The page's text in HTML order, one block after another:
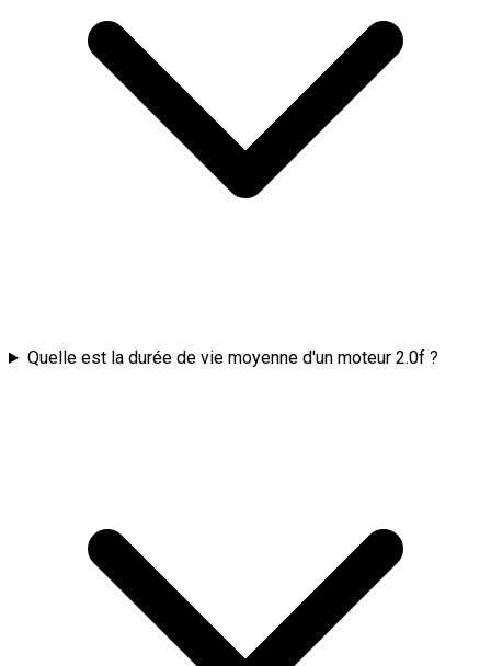
Quelle est la durée de vie moyenne d'un moteur 2.0f ?